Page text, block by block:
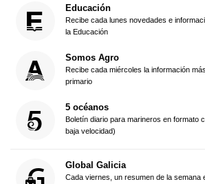
Educación
Recibe cada lunes novedades e
la Educación
Somos Agro
Recibe cada miércoles la información
primario
5 océanos
Boletín diario para marineros en formato
baja velocidad)
Global Galicia
Cada viernes, un resumen de la semana